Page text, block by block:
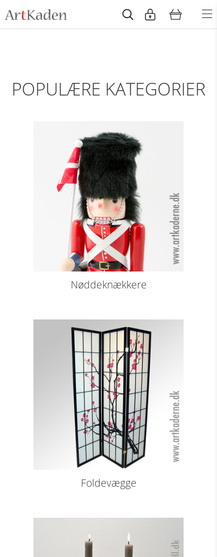
POPULÆRE KATEGORIER
Nøddeknækkere
Foldevægge